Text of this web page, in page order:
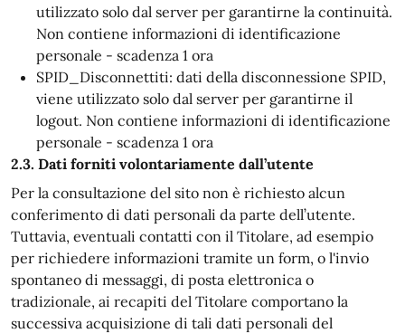
utilizzato solo dal server per garantirne la continuità.
Non contiene informazioni di identificazione
personale - scadenza 1 ora
SPID_Disconnettiti: dati della disconnessione SPID,
viene utilizzato solo dal server per garantirne il
logout. Non contiene informazioni di identificazione
personale - scadenza 1 ora
2.3. Dati forniti volontariamente dall’utente
Per la consultazione del sito non è richiesto alcun
conferimento di dati personali da parte dell’utente.
Tuttavia, eventuali contatti con il Titolare, ad esempio
per richiedere informazioni tramite un form, o l'invio
spontaneo di messaggi, di posta elettronica o
tradizionale, ai recapiti del Titolare comportano la
successiva acquisizione di tali dati personali del